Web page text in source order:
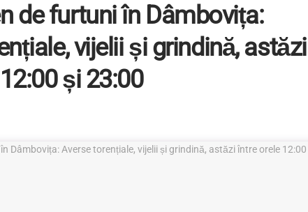
de furtuni în Dâmbovița:
vijelii și grindină, astăzi
și 23:00